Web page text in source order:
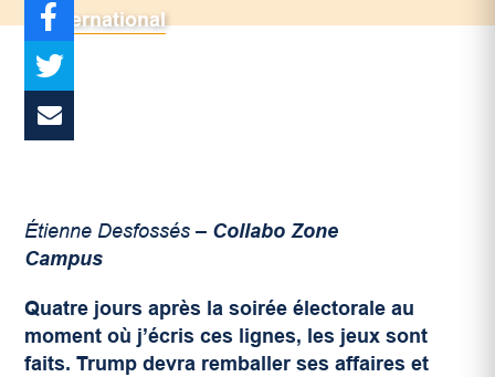
International
Étienne Desfossés – Collabo Zone
Campus
Quatre jours après la soirée électorale au
moment où j’écris ces lignes, les jeux sont
faits. Trump devra remballer ses affaires et